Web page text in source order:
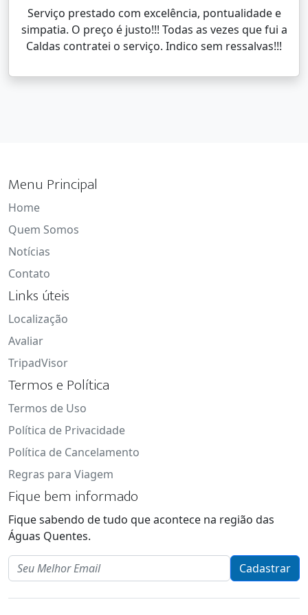
Serviço prestado com excelência, pontualidade e
simpatia. O preço é justo!!! Todas as vezes que fui a
Caldas contratei o serviço. Indico sem ressalvas!!!
Menu Principal
Home
Quem Somos
Notícias
Contato
Links úteis
Localização
Avaliar
TripadVisor
Termos e Política
Termos de Uso
Política de Privacidade
Política de Cancelamento
Regras para Viagem
Fique bem informado
Fique sabendo de tudo que acontece na região das
Águas Quentes.
Email
Cadastrar